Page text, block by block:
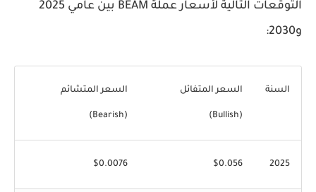
التوقعات التالية لأسعار عملة BEAM بين عامي 2025
و2030:
السنة السعر المتفائل
(Bullish)
السعر المتشائم
(Bearish)
2025
$0.056
$0.0076